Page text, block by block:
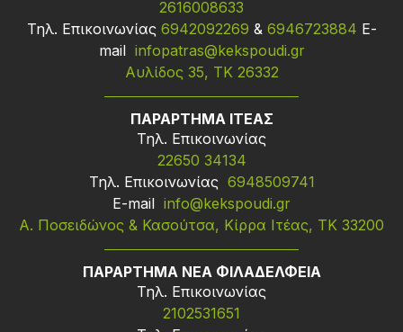
2616008633
Τηλ. Επικοινωνίας 6942092269 & 6946723884 Ε-
mail infopatras@kekspoudi.gr
Αυλίδος 35, ΤΚ 26332
ΠΑΡΑΡΤΗΜΑ ΙΤΕΑΣ
Τηλ. Επικοινωνίας
22650 34134
Τηλ. Επικοινωνίας 6948509741
Ε-mail info@kekspoudi.gr
Α. Ποσειδώνος & Κασούτσα, Κίρρα Ιτέας, ΤΚ 33200
ΠΑΡΑΡΤΗΜΑ ΝΕΑ ΦΙΛΑΔΕΛΦΕΙΑ
Τηλ. Επικοινωνίας
2102531651